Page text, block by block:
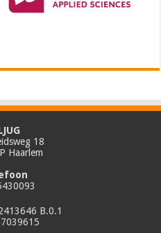
18
Haarlem
B.0.1